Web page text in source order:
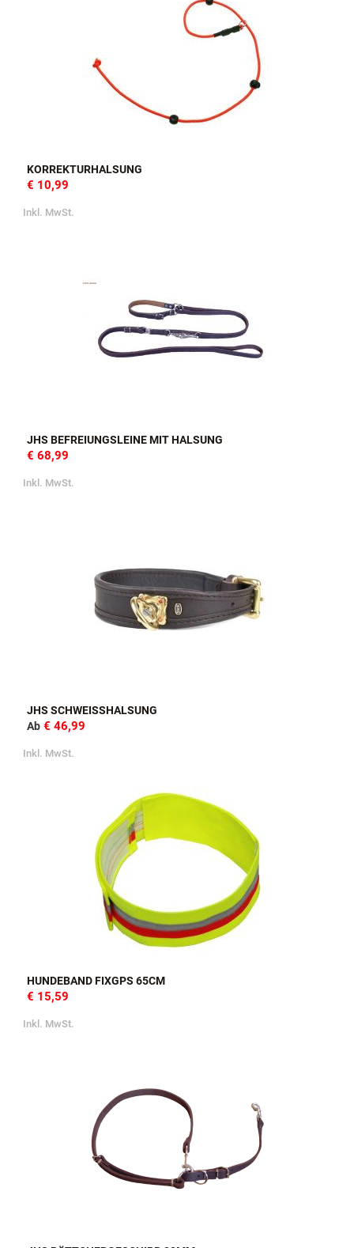
KORREKTURHALSUNG
€ 10,99
Inkl. MwSt.
JHS BEFREIUNGSLEINE MIT HALSUNG
€ 68,99
Inkl. MwSt.
JHS SCHWEISSHALSUNG
Ab € 46,99
Inkl. MwSt.
HUNDEBAND FIXGPS 65CM
€ 15,59
Inkl. MwSt.